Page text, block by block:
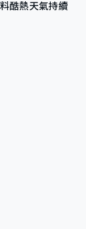
酷熱天氣持續